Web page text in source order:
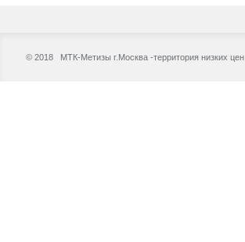
© 2018 МТК-Метизы г.Москва -территория низких цен